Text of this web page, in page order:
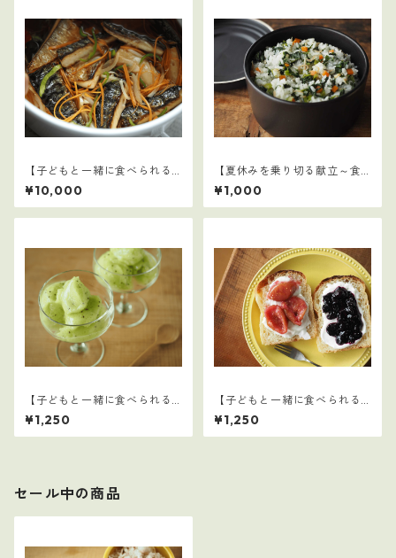
【子どもと一緒に食べられる
ごはん】16～30セット：全75
レシピ
¥10,000
【夏休みを乗り切る献立～食
事摂取基準を満たす1日の食事
例～】
¥1,000
【子どもと一緒に食べられる
ごはん】29
¥1,250
【子どもと一緒に食べられる
ごはん】27
¥1,250
セール中の商品